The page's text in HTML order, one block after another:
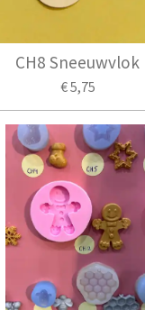
CH8 Sneeuwvlok
€ 5,75